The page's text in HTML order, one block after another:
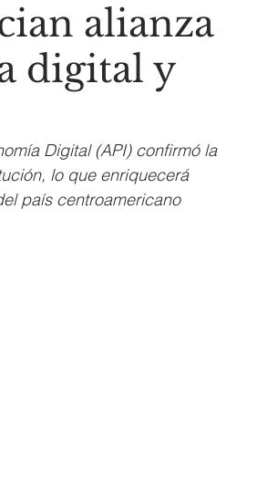
alianza
digital y
Digital (API) confirmó la
lo que enriquecerá
país centroamericano